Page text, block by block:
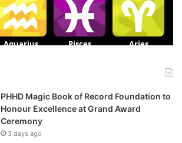
PHHD Magic Book of Record Foundation to
Honour Excellence at Grand Award
Ceremony
3 days ago